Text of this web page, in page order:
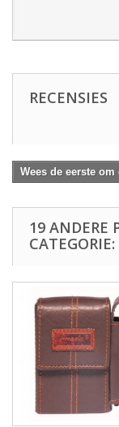
RECENSIES
Wees de eerste
19 ANDERE
CATEGORIE: